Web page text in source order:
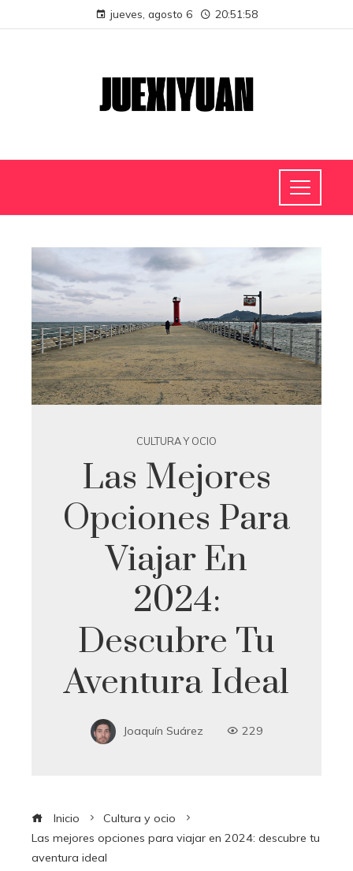
jueves, agosto 6 20:51:59
CULTURA Y OCIO
Las Mejores
Opciones Para
Viajar En
2024:
Descubre Tu
Aventura Ideal
Joaquín Suárez 229
Inicio
Cultura y ocio
Las mejores opciones para viajar en 2024: descubre tu
aventura ideal